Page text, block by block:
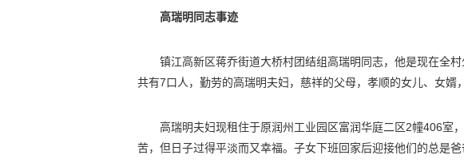
高瑞明同志事迹
镇江高新区蒋乔街道大桥村团结组高瑞明同志，他是现在全
共有7口人，勤劳的高瑞明夫妇，慈祥的父母，孝顺的女儿、女婿
高瑞明夫妇现租住于原润州工业园区富润华庭二区2幢406室
苦，但日子过得平淡而又幸福。子女下班回家后迎接他们的总是